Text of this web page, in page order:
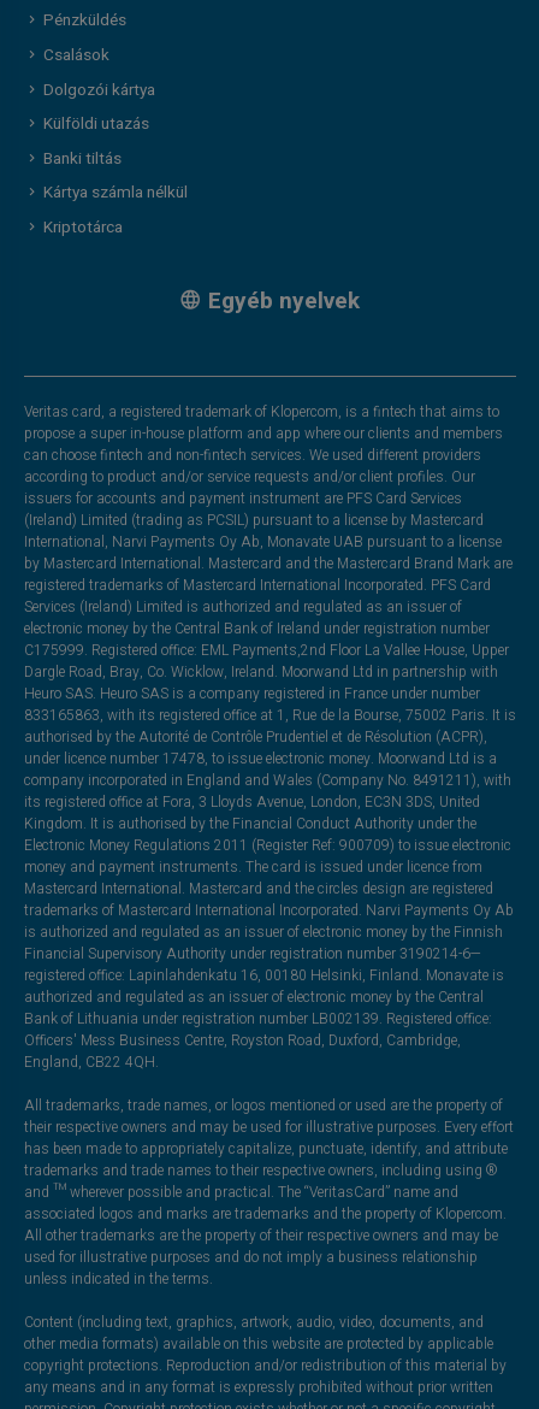
Pénzküldés
Csalások
Dolgozói kártya
Külföldi utazás
Banki tiltás
Kártya számla nélkül
Kriptotárca
Egyéb nyelvek
Veritas card, a registered trademark of Klopercom, is a fintech that aims to
propose a super in-house platform and app where our clients and members
can choose fintech and non-fintech services. We used different providers
according to product and/or service requests and/or client profiles. Our
issuers for accounts and payment instrument are PFS Card Services
(Ireland) Limited (trading as PCSIL) pursuant to a license by Mastercard
International, Narvi Payments Oy Ab, Monavate UAB pursuant to a license
by Mastercard International. Mastercard and the Mastercard Brand Mark are
registered trademarks of Mastercard International Incorporated. PFS Card
Services (Ireland) Limited is authorized and regulated as an issuer of
electronic money by the Central Bank of Ireland under registration number
C175999. Registered office: EML Payments,2nd Floor La Vallee House, Upper
Dargle Road, Bray, Co. Wicklow, Ireland. Moorwand Ltd in partnership with
Heuro SAS. Heuro SAS is a company registered in France under number
833165863, with its registered office at 1, Rue de la Bourse, 75002 Paris. It is
authorised by the Autorité de Contrôle Prudentiel et de Résolution (ACPR),
under licence number 17478, to issue electronic money. Moorwand Ltd is a
company incorporated in England and Wales (Company No. 8491211), with
its registered office at Fora, 3 Lloyds Avenue, London, EC3N 3DS, United
Kingdom. It is authorised by the Financial Conduct Authority under the
Electronic Money Regulations 2011 (Register Ref: 900709) to issue electronic
money and payment instruments. The card is issued under licence from
Mastercard International. Mastercard and the circles design are registered
trademarks of Mastercard International Incorporated. Narvi Payments Oy Ab
is authorized and regulated as an issuer of electronic money by the Finnish
Financial Supervisory Authority under registration number 3190214-6—
registered office: Lapinlahdenkatu 16, 00180 Helsinki, Finland. Monavate is
authorized and regulated as an issuer of electronic money by the Central
Bank of Lithuania under registration number LB002139. Registered office:
Officers' Mess Business Centre, Royston Road, Duxford, Cambridge,
England, CB22 4QH.
All trademarks, trade names, or logos mentioned or used are the property of
their respective owners and may be used for illustrative purposes. Every effort
has been made to appropriately capitalize, punctuate, identify, and attribute
trademarks and trade names to their respective owners, including using ®
and ™ wherever possible and practical. The “VeritasCard” name and
associated logos and marks are trademarks and the property of Klopercom.
All other trademarks are the property of their respective owners and may be
used for illustrative purposes and do not imply a business relationship
unless indicated in the terms.
Content (including text, graphics, artwork, audio, video, documents, and
other media formats) available on this website are protected by applicable
copyright protections. Reproduction and/or redistribution of this material by
any means and in any format is expressly prohibited without prior written